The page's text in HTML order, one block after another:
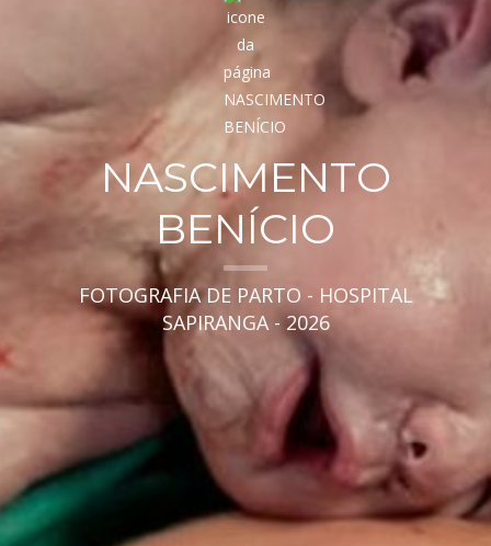
NASCIMENTO
BENÍCIO
FOTOGRAFIA DE PARTO - HOSPITAL
SAPIRANGA - 2026